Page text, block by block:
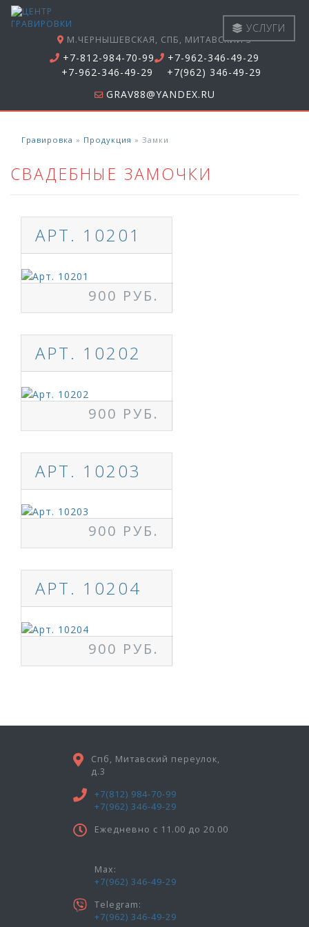
УСЛУГИ
М.ЧЕРНЫШЕВСКАЯ, СПБ, МИТАВСКИЙ 3
+7-812-984-70-99
+7-962-346-49-29
+7-962-346-49-29
+7(962) 346-49-29
GRAV88@YANDEX.RU
Гравировка » Продукция » Замки
СВАДЕБНЫЕ ЗАМОЧКИ
АРТ. 10201
900 РУБ.
АРТ. 10202
900 РУБ.
АРТ. 10203
900 РУБ.
АРТ. 10204
900 РУБ.
Спб, Митавский переулок,
д.3
+7(812) 984-70-99
+7(962) 346-49-29
Ежедневно с 11.00 до 20.00
Max:
+7(962) 346-49-29
Telegram:
+7(962) 346-49-29